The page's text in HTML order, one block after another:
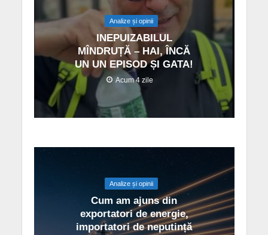
Analize și opinii
INEPUIZABILUL
MÎNDRUȚĂ – HAI, ÎNCĂ
UN UN EPISOD ȘI GATA!
Acum 4 zile
Analize și opinii
Cum am ajuns din
exportatori de energie,
importatori de neputință